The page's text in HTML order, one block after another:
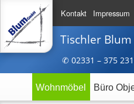
Kontakt Impressum
Tischler Blum
✆ 02331 – 375
Wohnmöbel Büro